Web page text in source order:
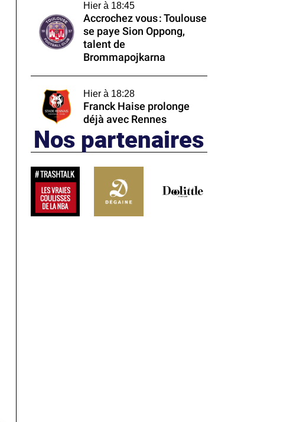
Hier à 18:45
Accrochez vous : Toulouse
se paye Sion Oppong,
talent de
Brommapojkarna
Hier à 18:28
Franck Haise prolonge
déjà avec Rennes
Nos partenaires